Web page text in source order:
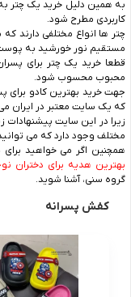
به همین دلیل خرید یک چتر
کاربردی مطرح شود.
چتر ها انواع مختلفی دارند
مستقیم نور خورشید به پوست
قطعا خرید یک چتر برای
محبوب محسوب شود.
جهت خرید بهترین کادو برای
که یک سایت معتبر در ایران می
زیرا در این سایت
مختلف وجود دارد که می
همچنین اگر می خواهید برای
بهترین هدیه برای دختران
گروه سنی، آشنا شوید.
کفش پسرانه